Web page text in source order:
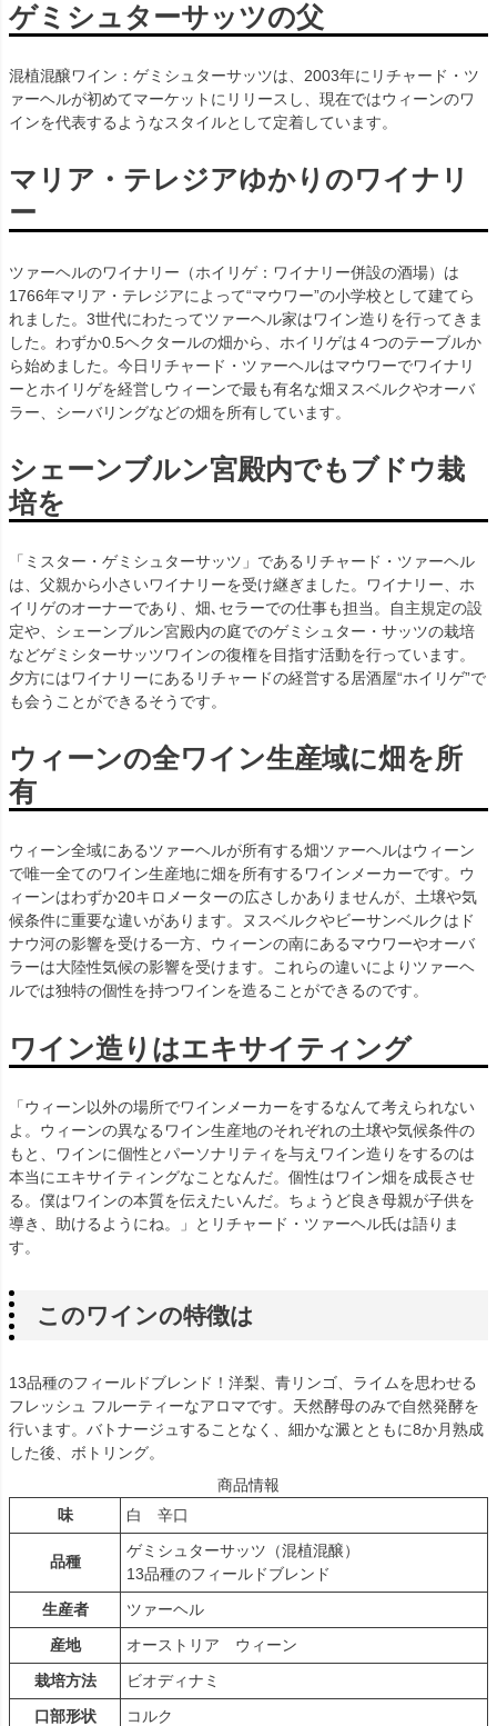
ゲミシュターサッツの父
混植混醸ワイン：ゲミシュターサッツは、2003年にリチャード・ツ
ァーヘルが初めてマーケットにリリースし、現在ではウィーンのワ
インを代表するようなスタイルとして定着しています。
マリア・テレジアゆかりのワイナリ
ー
ツァーヘルのワイナリー（ホイリゲ：ワイナリー併設の酒場）は
1766年マリア・テレジアによって“マウワー”の小学校として建てら
れました。3世代にわたってツァーヘル家はワイン造りを行ってきま
した。わずか0.5ヘクタールの畑から、ホイリゲは４つのテーブルか
ら始めました。今日リチャード・ツァーヘルはマウワーでワイナリ
ーとホイリゲを経営しウィーンで最も有名な畑ヌスベルクやオーバ
ラー、シーバリングなどの畑を所有しています。
シェーンブルン宮殿内でもブドウ栽
培を
「ミスター・ゲミシュターサッツ」であるリチャード・ツァーヘル
は、父親から小さいワイナリーを受け継ぎました。ワイナリー、ホ
イリゲのオーナーであり、畑､セラーでの仕事も担当。自主規定の設
定や、シェーンブルン宮殿内の庭でのゲミシュター・サッツの栽培
などゲミシターサッツワインの復権を目指す活動を行っています。
夕方にはワイナリーにあるリチャードの経営する居酒屋“ホイリゲ”で
も会うことができるそうです。
ウィーンの全ワイン生産域に畑を所
有
ウィーン全域にあるツァーヘルが所有する畑ツァーヘルはウィーン
で唯一全てのワイン生産地に畑を所有するワインメーカーです。ウ
ィーンはわずか20キロメーターの広さしかありませんが、土壌や気
候条件に重要な違いがあります。ヌスベルクやビーサンベルクはド
ナウ河の影響を受ける一方、ウィーンの南にあるマウワーやオーバ
ラーは大陸性気候の影響を受けます。これらの違いによりツァーヘ
ルでは独特の個性を持つワインを造ることができるのです。
ワイン造りはエキサイティング
「ウィーン以外の場所でワインメーカーをするなんて考えられない
よ。ウィーンの異なるワイン生産地のそれぞれの土壌や気候条件の
もと、ワインに個性とパーソナリティを与えワイン造りをするのは
本当にエキサイティングなことなんだ。個性はワイン畑を成長させ
る。僕はワインの本質を伝えたいんだ。ちょうど良き母親が子供を
導き、助けるようにね。」とリチャード・ツァーヘル氏は語りま
す。
このワインの特徴は
13品種のフィールドブレンド！洋梨、青リンゴ、ライムを思わせる
フレッシュ フルーティーなアロマです。天然酵母のみで自然発酵を
行います。バトナージュすることなく、細かな澱とともに8か月熟成
した後、ボトリング。
商品情報
味
白 辛口
品種
ゲミシュターサッツ（混植混醸）
13品種のフィールドブレンド
生産者
ツァーヘル
産地
オーストリア ウィーン
栽培方法
ビオディナミ
口部形状
コルク